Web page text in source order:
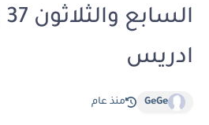
ادريس
GeGe منذ عام